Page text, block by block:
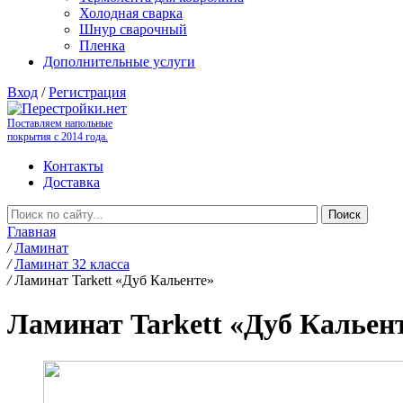
Холодная сварка
Шнур сварочный
Пленка
Дополнительные услуги
Вход /Регистрация
Поставляем напольные
покрытия с 2014 года.
Контакты
Доставка
Главная
/ Ламинат
/ Ламинат 32 класса
/ Ламинат Tarkett «Дуб Кальенте»
Ламинат Tarkett «Дуб